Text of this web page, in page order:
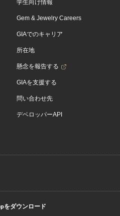
学生向け情報
Gem & Jewelry Careers
GIAでのキャリア
所在地
懸念を報告する
GIAを支援する
問い合わせ先
デベロッパーAPI
をダウンロード